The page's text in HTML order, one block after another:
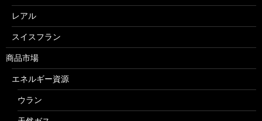
レアル
スイスフラン
商品市場
エネルギー資源
ウラン